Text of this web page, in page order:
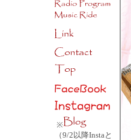
※
（9/2以降Instaと